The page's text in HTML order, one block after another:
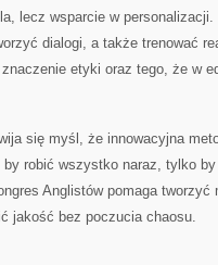
lecz wsparcie w
dialogi, a także trenować
etyki oraz tego, że w
się myśl, że innowacyjna
robić wszystko naraz, tylko
Anglistów pomaga
jakość bez poczucia chaosu.